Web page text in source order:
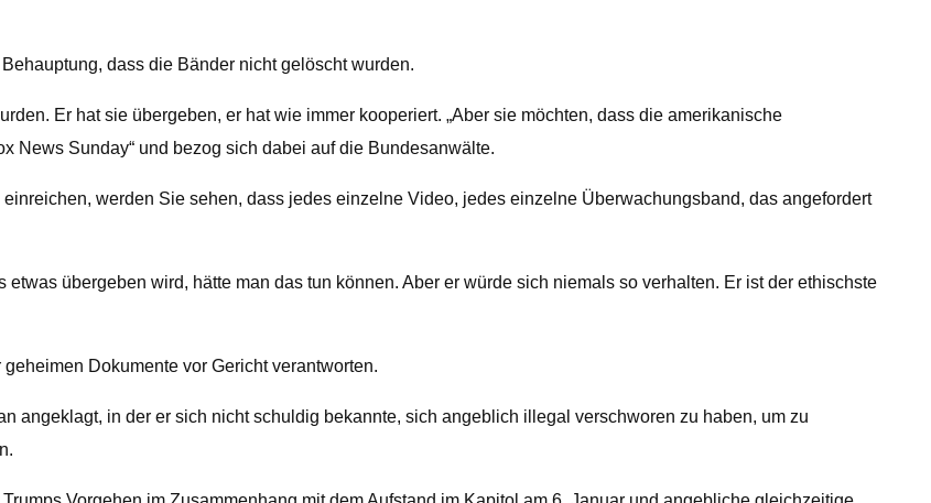
dass die Bänder nicht gelöscht wurden.
Er hat sie übergeben, er hat wie immer kooperiert. „Aber sie möchten, dass die amerikanische
News Sunday“ und bezog sich dabei auf die Bundesanwälte.
werden Sie sehen, dass jedes einzelne Video, jedes einzelne Überwachungsband, das angefordert
übergeben wird, hätte man das tun können. Aber er würde sich niemals so verhalten. Er ist der ethischste
Dokumente vor Gericht verantworten.
angeklagt, in der er sich nicht schuldig bekannte, sich angeblich illegal verschworen zu haben, um zu